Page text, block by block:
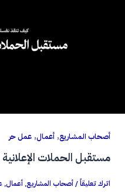
أصحاب المشاريع, أعمال, عمل حر
مستقبل الحملات
اترك تعليقاً/أصحاب المشاريع, أعمال,